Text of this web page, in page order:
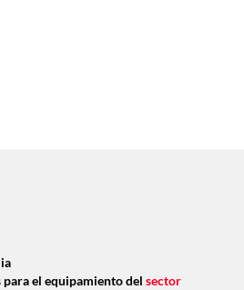
el equipamiento del sector